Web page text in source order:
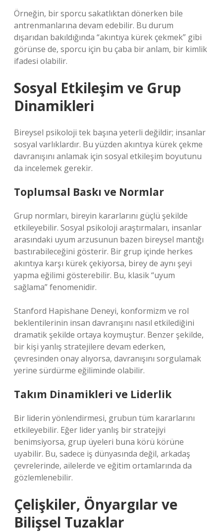
Örneğin, bir sporcu sakatlıktan dönerken bile
antrenmanlarına devam edebilir. Bu durum
dışarıdan bakıldığında “akıntıya kürek çekmek” gibi
görünse de, sporcu için bu çaba bir anlam, bir kimlik
ifadesi olabilir.
Sosyal Etkileşim ve Grup
Dinamikleri
Bireysel psikoloji tek başına yeterli değildir; insanlar
sosyal varlıklardır. Bu yüzden akıntıya kürek çekme
davranışını anlamak için sosyal etkileşim boyutunu
da incelemek gerekir.
Toplumsal Baskı ve Normlar
Grup normları, bireyin kararlarını güçlü şekilde
etkileyebilir. Sosyal psikoloji araştırmaları, insanlar
arasındaki uyum arzusunun bazen bireysel mantığı
bastırabileceğini gösterir. Bir grup içinde herkes
akıntıya karşı kürek çekiyorsa, birey de aynı şeyi
yapma eğilimi gösterebilir. Bu, klasik “uyum
sağlama” fenomenidir.
Stanford Hapishane Deneyi, konformizm ve rol
beklentilerinin insan davranışını nasıl etkilediğini
dramatik şekilde ortaya koymuştur. Benzer şekilde,
bir kişi yanlış stratejilere devam ederken,
çevresinden onay alıyorsa, davranışını sorgulamak
yerine sürdürme eğiliminde olabilir.
Takım Dinamikleri ve Liderlik
Bir liderin yönlendirmesi, grubun tüm kararlarını
etkileyebilir. Eğer lider yanlış bir stratejiyi
benimsiyorsa, grup üyeleri buna körü körüne
uyabilir. Bu, sadece iş dünyasında değil, arkadaş
çevrelerinde, ailelerde ve eğitim ortamlarında da
gözlemlenebilir.
Çelişkiler, Önyargılar ve
Bilişsel Tuzaklar